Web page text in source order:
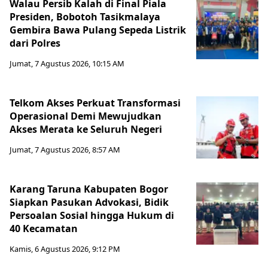
Walau Persib Kalah di Final Piala
Presiden, Bobotoh Tasikmalaya
Gembira Bawa Pulang Sepeda Listrik
dari Polres
Jumat, 7 Agustus 2026, 10:15 AM
Telkom Akses Perkuat Transformasi
Operasional Demi Mewujudkan
Akses Merata ke Seluruh Negeri
Jumat, 7 Agustus 2026, 8:57 AM
Karang Taruna Kabupaten Bogor
Siapkan Pasukan Advokasi, Bidik
Persoalan Sosial hingga Hukum di
40 Kecamatan
Kamis, 6 Agustus 2026, 9:12 PM